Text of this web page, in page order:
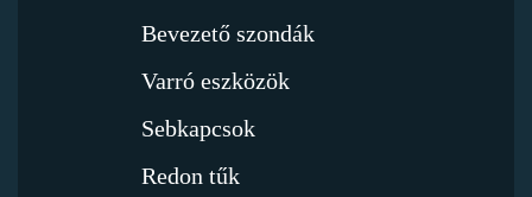
Bevezető szondák
Varró eszközök
Sebkapcsok
Redon tűk